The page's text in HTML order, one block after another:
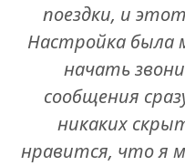
поездки, и
Настройка была
начать
сообщения
никаких
нравится, что я